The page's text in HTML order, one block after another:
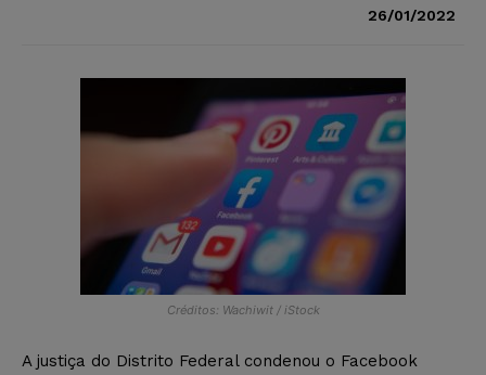
26/01/2022
Créditos: Wachiwit / iStock
A justiça do Distrito Federal condenou o Facebook